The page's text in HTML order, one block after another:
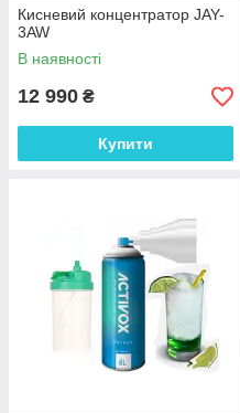
Кисневий концентратор JAY-
3AW
В наявності
12 990 ₴
Купити